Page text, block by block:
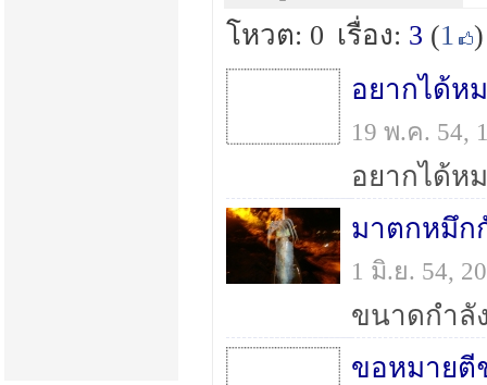
โหวต: 0 เรื่อง: 3 (1
)
อยากได้ห
19 พ.ค. 54,
มาตกหมึก
1 มิ.ย. 54,
ขนาดกำลั
ขอหมายตี